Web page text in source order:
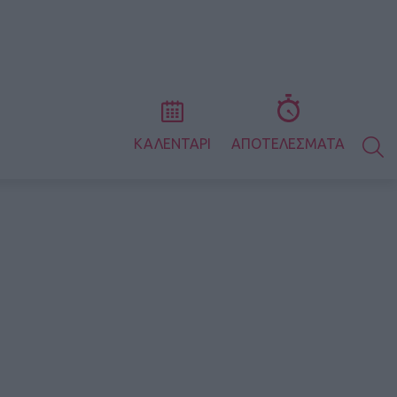
ΚΑΛΕΝΤΑΡΙ ΑΠΟΤΕΛΕΣΜΑΤΑ